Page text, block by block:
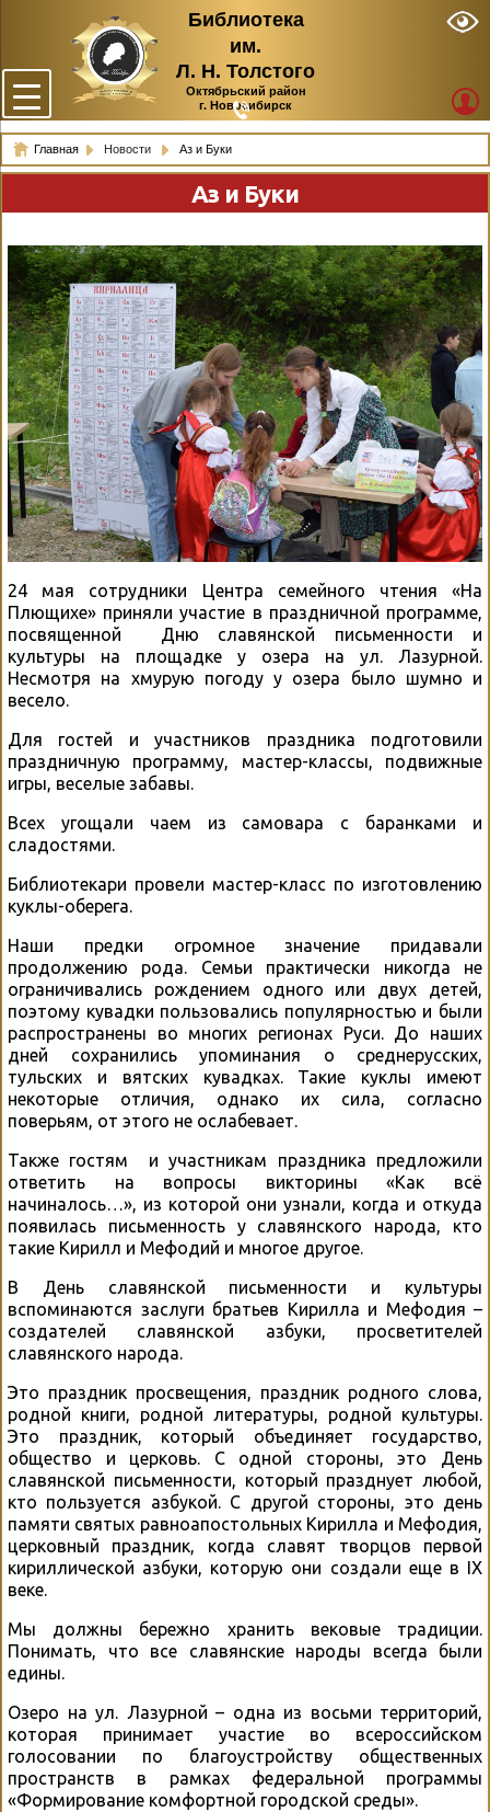
Библиотека
им.
Л. Н. Толстого
Октябрьский район
г. Новосибирск
Главная Новости Аз и Буки
Аз и Буки
24 мая сотрудники Центра семейного чтения «На
Плющихе» приняли участие в праздничной программе,
посвященной Дню славянской письменности и
культуры на площадке у озера на ул. Лазурной.
Несмотря на хмурую погоду у озера было шумно и
весело.
Для гостей и участников праздника подготовили
праздничную программу, мастер-классы, подвижные
игры, веселые забавы.
Всех угощали чаем из самовара с баранками и
сладостями.
Библиотекари провели мастер-класс по изготовлению
куклы-оберега.
Наши предки огромное значение придавали
продолжению рода. Семьи практически никогда не
ограничивались рождением одного или двух детей,
поэтому кувадки пользовались популярностью и были
распространены во многих регионах Руси. До наших
дней сохранились упоминания о среднерусских,
тульских и вятских кувадках. Такие куклы имеют
некоторые отличия, однако их сила, согласно
поверьям, от этого не ослабевает.
Также гостям и участникам праздника предложили
ответить на вопросы викторины «Как всё
начиналось…», из которой они узнали, когда и откуда
появилась письменность у славянского народа, кто
такие Кирилл и Мефодий и многое другое.
В День славянской письменности и культуры
вспоминаются заслуги братьев Кирилла и Мефодия –
создателей славянской азбуки, просветителей
славянского народа.
Это праздник просвещения, праздник родного слова,
родной книги, родной литературы, родной культуры.
Это праздник, который объединяет государство,
общество и церковь. С одной стороны, это День
славянской письменности, который празднует любой,
кто пользуется азбукой. С другой стороны, это день
памяти святых равноапостольных Кирилла и Мефодия,
церковный праздник, когда славят творцов первой
кириллической азбуки, которую они создали еще в IX
веке.
Мы должны бережно хранить вековые традиции.
Понимать, что все славянские народы всегда были
едины.
Озеро на ул. Лазурной – одна из восьми территорий,
которая принимает участие во всероссийском
голосовании по благоустройству общественных
пространств в рамках федеральной программы
«Формирование комфортной городской среды».